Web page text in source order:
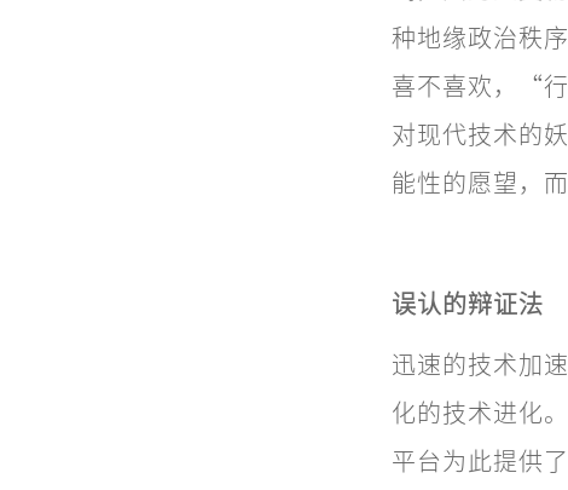
种地缘政治秩
喜不喜欢，“
对现代技术的
能性的愿望，
误认的辩证法
迅速的技术加
化的技术进化
平台为此提供